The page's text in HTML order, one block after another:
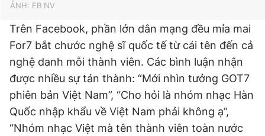
ẢNH: FB NV
Trên Facebook, phần lớn dân mạng đều mỉa mai
For7 bắt chước nghệ sĩ quốc tế từ cái tên đến cả
nghệ danh mỗi thành viên. Các bình luận nhận
được nhiều sự tán thành: “Mới nhìn tưởng GOT7
phiên bản Việt Nam”, “Cho hỏi là nhóm nhạc Hàn
Quốc nhập khẩu về Việt Nam phải không ạ”,
“Nhóm nhạc Việt mà tên thành viên toàn nước